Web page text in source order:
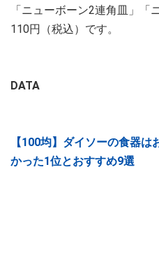
「ニューボーン2連角皿」「
110円（税込）です。
DATA
【100均】ダイソーの食器
かった1位とおすすめ9選